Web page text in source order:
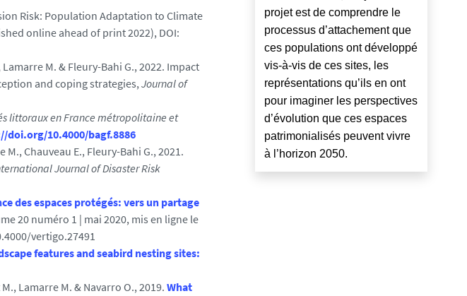
Risk: Population Adaptation to Climate
online ahead of print 2022), DOI:
M. & Fleury-Bahi G., 2022. Impact
and coping strategies,Journal of
littoraux en France métropolitaine et
doi.org/10.4000/bagf.8886
M., Chauveau E., Fleury-Bahi G., 2021.
Journal of Disaster Risk
des espaces protégés: vers un partage
20 numéro 1 | mai 2020, mis en ligne le
vertigo.27491
features and seabird nesting sites:
Lamarre M. & Navarro O., 2019. What
projet est de comprendre le
processus d’attachement que
ces populations ont développé
vis-à-vis de ces sites, les
représentations qu’ils en ont
pour imaginer les perspectives
d’évolution que ces espaces
patrimonialisés peuvent vivre
à l’horizon 2050.